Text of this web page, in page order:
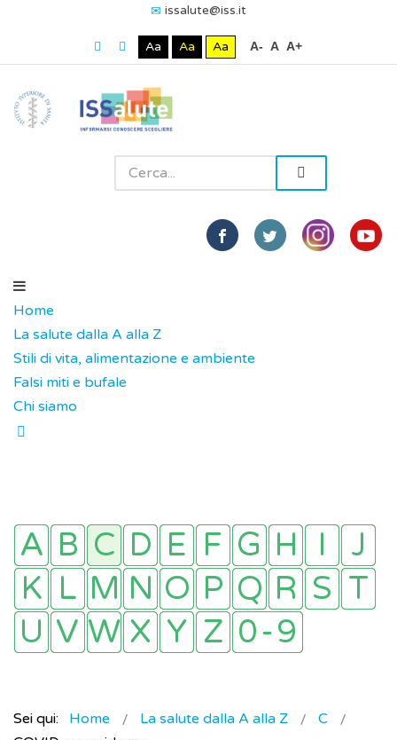
issalute@iss.it
Aa Aa Aa A- A A+
Home
La salute dalla A alla Z
Stili di vita, alimentazione e ambiente
Falsi miti e bufale
Chi siamo
Sei qui: Home La salute dalla A alla Z
C